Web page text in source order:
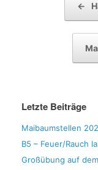
←
Letzte Beiträge
Maibaumstellen
B5 – Feuer/Rauch
Großübung auf